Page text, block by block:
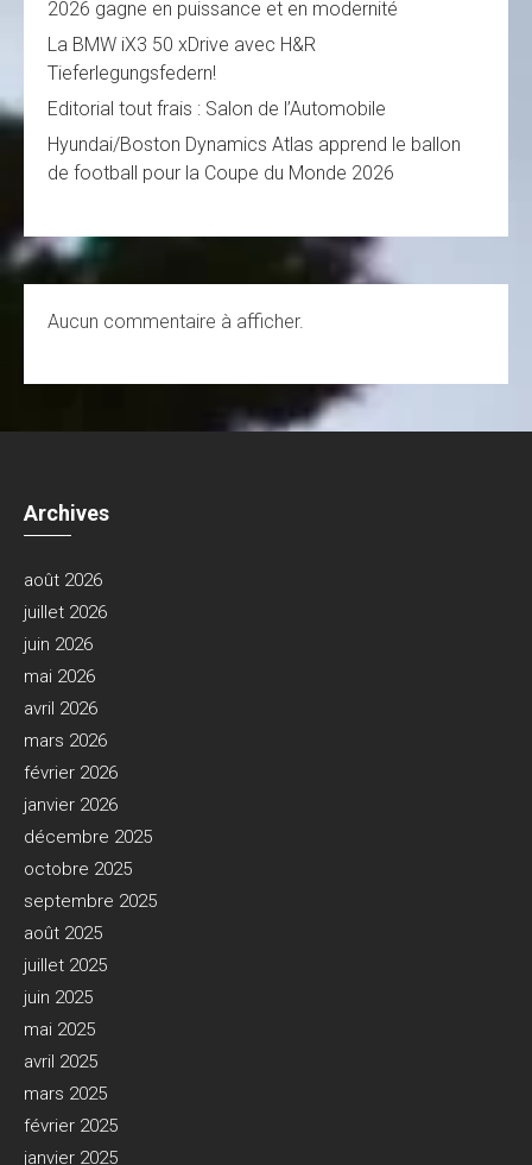
2026 gagne en puissance et en modernité
La BMW iX3 50 xDrive avec H&R
Tieferlegungsfedern!
Editorial tout frais : Salon de l’Automobile
Hyundai/Boston Dynamics Atlas apprend le ballon
de football pour la Coupe du Monde 2026
Aucun commentaire à afficher.
Archives
août 2026
juillet 2026
juin 2026
mai 2026
avril 2026
mars 2026
février 2026
janvier 2026
décembre 2025
octobre 2025
septembre 2025
août 2025
juillet 2025
juin 2025
mai 2025
avril 2025
mars 2025
février 2025
janvier 2025